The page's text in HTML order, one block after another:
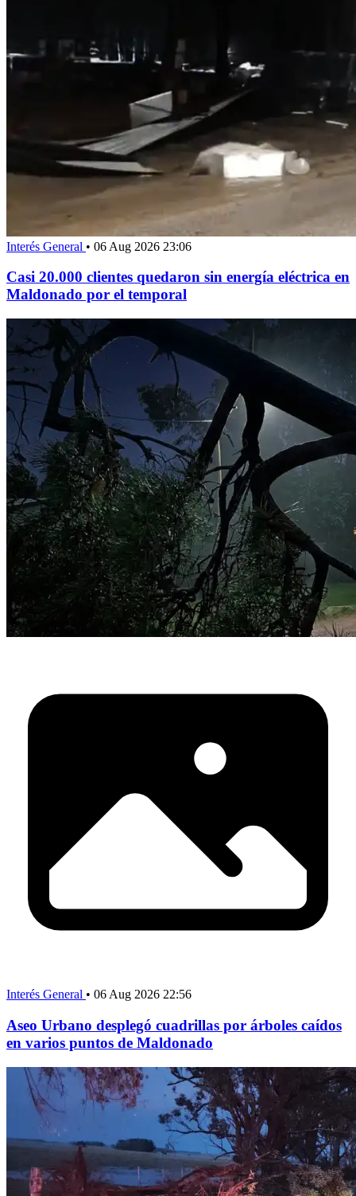
Interés General • 06 Aug 2026 23:06
Casi 20.000 clientes quedaron sin energía eléctrica en
Maldonado por el temporal
Interés General • 06 Aug 2026 22:56
Aseo Urbano desplegó cuadrillas por árboles caídos
en varios puntos de Maldonado